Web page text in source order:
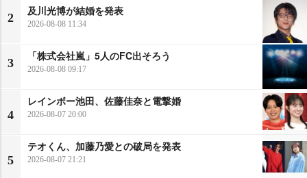
2
及川光博が結婚を発表
2026-08-08 11:34
3
「株式会社嵐」5人のFC出そろう
2026-08-08 09:17
4
レインボー池田、佐藤佳奈と電撃婚
2026-08-07 20:00
5
テオくん、加藤乃愛との破局を発表
2026-08-07 21:21